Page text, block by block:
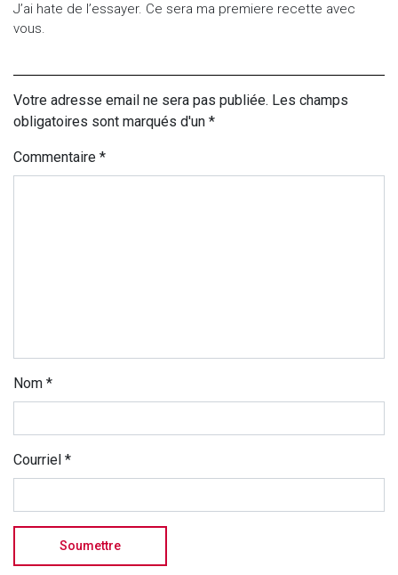
J’ai hate de l’essayer. Ce sera ma premiere recette avec
vous.
Votre adresse email ne sera pas publiée. Les champs
obligatoires sont marqués d'un *
Commentaire *
Nom *
Courriel *